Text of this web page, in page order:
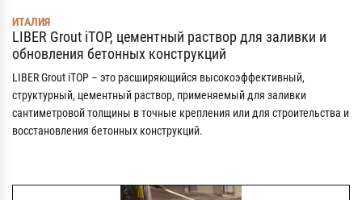
ИТАЛИЯ
LIBER Grout iTOP, цементный раствор для заливки и
обновления бетонных конструкций
LIBER Grout iTOP – это расширяющийся высокоэффективный,
структурный, цементный раствор, применяемый для заливки
сантиметровой толщины в точные крепления или для строительства и
восстановления бетонных конструкций.